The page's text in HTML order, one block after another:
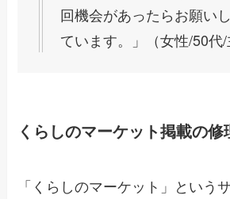
回機会があったらお願い
ています。」（女性/50代/
くらしのマーケット掲載の修
「くらしのマーケット」という